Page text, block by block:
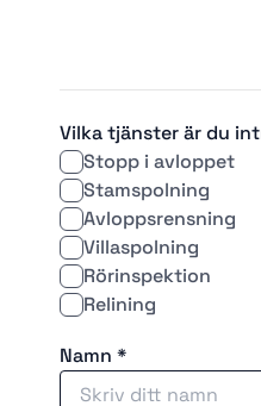
Vilka tjänster är du
Stopp i avloppet
Stamspolning
Avloppsrensning
Villaspolning
Rörinspektion
Relining
Namn *